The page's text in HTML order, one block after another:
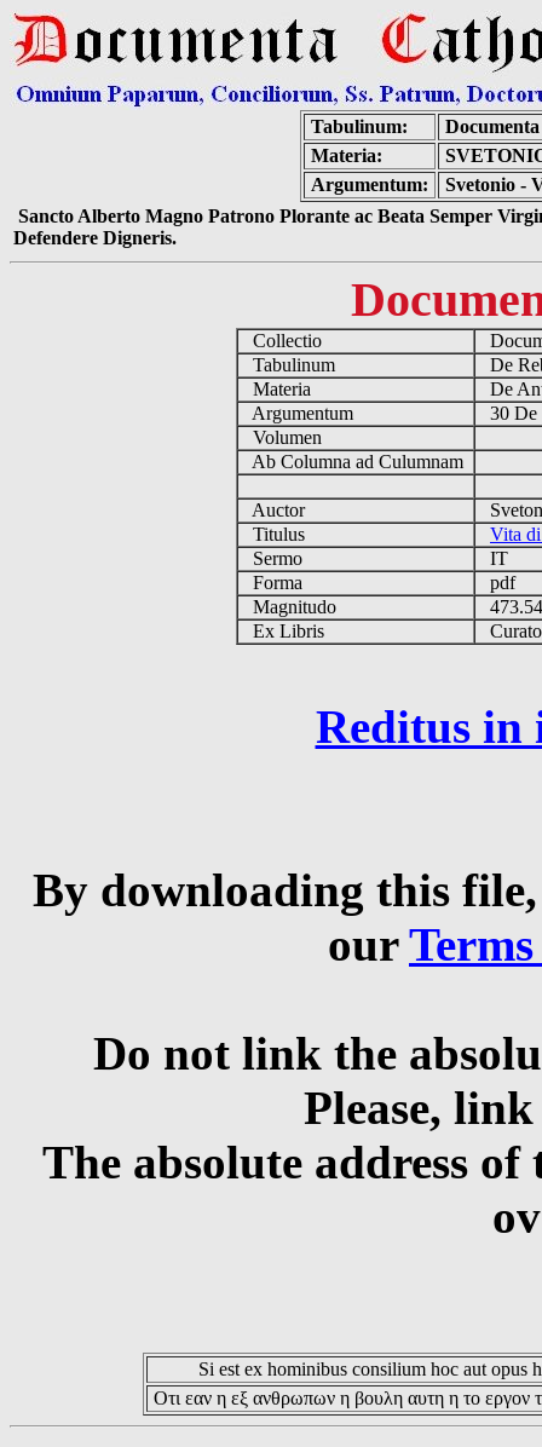
Tabulinum:
Materia:
Argumentum:
Svetonio -
Sancto Alberto Magno Patrono Plorante ac Beata Semper
Defendere Digneris.
Collectio
Tabulinum
De
Materia
De
Argumentum
30 De
Volumen
Ab Columna ad Culumnam
Auctor
Titulus
Vita
Sermo
IT
Forma
pdf
Magnitudo
Ex Libris
Reditus in
By downloading this
our
Do not link the
Please,
The absolute address
Si est ex hominibus consilium hoc aut opus
Οτι εαν η εξ ανθρωπων η βουλη αυτη η το εργον